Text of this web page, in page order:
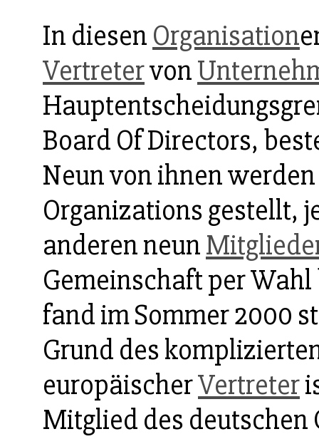
In diesen Organisation
Vertretervon
Board Of Directors,
Neun von ihnen
Organizations gestellt,
anderen neun
Gemeinschaft per
fand im Sommer 2000
Grund des
europäischerVertreter
Mitglied des deutschen